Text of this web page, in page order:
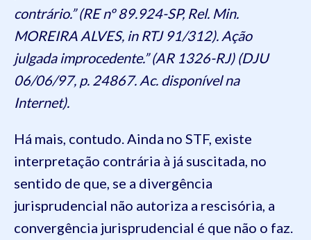
contrário.” (RE nº 89.924-SP, Rel. Min.
MOREIRA ALVES, in RTJ 91/312). Ação
julgada improcedente.” (AR 1326-RJ) (DJU
06/06/97, p. 24867. Ac. disponível na
Internet).
Há mais, contudo. Ainda no STF, existe
interpretação contrária à já suscitada, no
sentido de que, se a divergência
jurisprudencial não autoriza a rescisória, a
convergência jurisprudencial é que não o faz.